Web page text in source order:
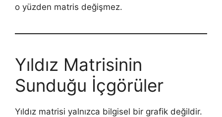
o yüzden matris değişmez.
Yıldız Matrisinin
Sunduğu İçgörüler
Yıldız matrisi yalnızca bilgisel bir grafik değildir.